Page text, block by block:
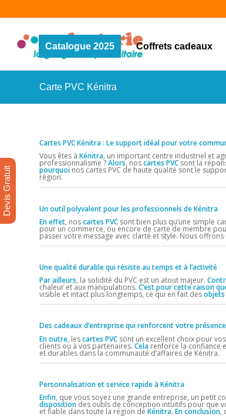
Catalogue 2025 Coffrets cadeaux
Carte PVC Kénitra
Cartes PVC Kénitra : Le support idéal pour votre
Vous êtes à Kénitra, un important centre industriel et
professionnalisme ?Alors, noscartes PVC sont la
pourquoi nos cartes PVC de haute qualité sont le
région.
Un outil polyvalent pour les professionnels de Kénitra
En effet, noscartes PVC sont bien plus qu’une simple
pour un commerce, ou encore de carte de membre
passer votre message avec clarté et style. Nous
Une qualité durable qui résiste au temps et à l’activité
Par ailleurs, la solidité du PVC est un atout majeur.
chaleur et aux manipulations. C’est pour cette raison
visible et intact plus longtemps, ce qui en fait desobjets
Des cadeaux d’entreprise qui renforcent votre
En outre, lescartes PVC sont un excellent choix pour vos
clients ou à vos partenaires. Cela renforce la confiance
et durables dans la communauté d’affaires de Kénitra.
Personnalisation et service rapide à Kénitra
Enfin, que vous soyez une grande entreprise, un petit
disposition des outils de conception intuitifs pour que
et fiable dans toute la région de Kénitra. En conclusion,
Devis Gratuit